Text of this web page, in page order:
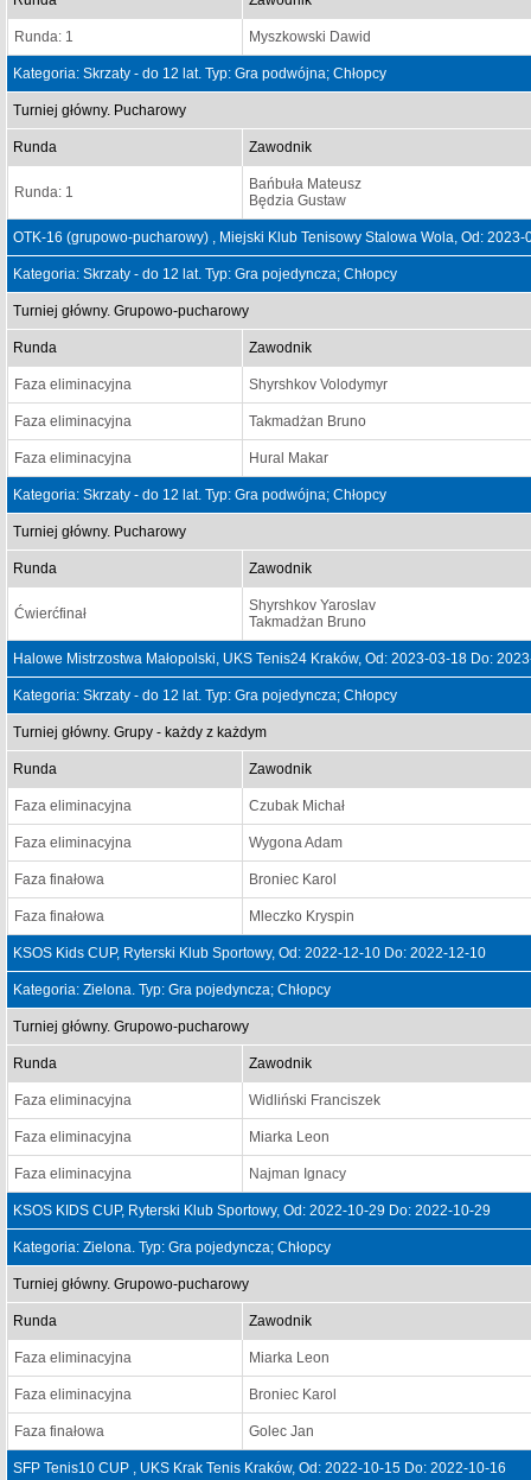
Runda: 1 Myszkowski Dawid
Kategoria: Skrzaty - do 12 lat. Typ: Gra podwójna; Chłopcy
Turniej główny. Pucharowy
Runda Zawodnik
Runda: 1
Bańbuła Mateusz
Będzia Gustaw
OTK-16 (grupowo-pucharowy) , Miejski Klub Tenisowy Stalowa Wola, Od:
Kategoria: Skrzaty - do 12 lat. Typ: Gra pojedyncza; Chłopcy
Turniej główny. Grupowo-pucharowy
Runda Zawodnik
Faza eliminacyjna Shyrshkov Volodymyr
Faza eliminacyjna Takmadżan Bruno
Faza eliminacyjna Hural Makar
Kategoria: Skrzaty - do 12 lat. Typ: Gra podwójna; Chłopcy
Turniej główny. Pucharowy
Runda Zawodnik
Ćwierćfinał
Shyrshkov Yaroslav
Takmadżan Bruno
Halowe Mistrzostwa Małopolski, UKS Tenis24 Kraków, Od: 2023-03-18 Do:
Kategoria: Skrzaty - do 12 lat. Typ: Gra pojedyncza; Chłopcy
Turniej główny. Grupy - każdy z każdym
Runda Zawodnik
Faza eliminacyjna Czubak Michał
Faza eliminacyjna Wygona Adam
Faza finałowa Broniec Karol
Faza finałowa Mleczko Kryspin
KSOS Kids CUP, Ryterski Klub Sportowy, Od: 2022-12-10 Do: 2022-12-10
Kategoria: Zielona. Typ: Gra pojedyncza; Chłopcy
Turniej główny. Grupowo-pucharowy
Runda Zawodnik
Faza eliminacyjna Widliński Franciszek
Faza eliminacyjna Miarka Leon
Faza eliminacyjna Najman Ignacy
KSOS KIDS CUP, Ryterski Klub Sportowy, Od: 2022-10-29 Do: 2022-10-29
Kategoria: Zielona. Typ: Gra pojedyncza; Chłopcy
Turniej główny. Grupowo-pucharowy
Runda Zawodnik
Faza eliminacyjna Miarka Leon
Faza eliminacyjna Broniec Karol
Faza finałowa Golec Jan
SFP Tenis10 CUP , UKS Krak Tenis Kraków, Od: 2022-10-15 Do: 2022-10-16